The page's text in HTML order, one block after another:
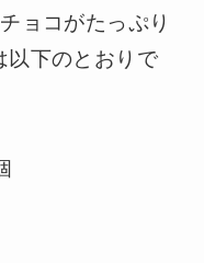
ョコがたっぷり
以下のとおりで